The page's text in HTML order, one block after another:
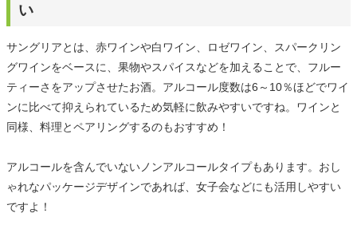
い
サングリアとは、赤ワインや白ワイン、ロゼワイン、スパークリン
グワインをベースに、果物やスパイスなどを加えることで、フルー
ティーさをアップさせたお酒。アルコール度数は6～10％ほどでワイ
ンに比べて抑えられているため気軽に飲みやすいですね。ワインと
同様、料理とペアリングするのもおすすめ！
アルコールを含んでいないノンアルコールタイプもあります。おし
ゃれなパッケージデザインであれば、女子会などにも活用しやすい
ですよ！